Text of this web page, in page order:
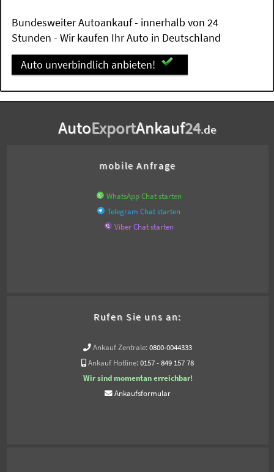
Bundesweiter Autoankauf - innerhalb von 24
Stunden - Wir kaufen Ihr Auto in Deutschland
Auto unverbindlich anbieten!
AutoExportAnkauf24.de
mobile Anfrage
WhatsApp Chat starten
Telegram Chat starten
Viber Chat starten
Rufen Sie uns an:
Ankauf Zentrale: 0800-0044333
Ankauf Hotline: 0157 - 849 157 78
Wir sind momentan erreichbar!
Ankaufsformular